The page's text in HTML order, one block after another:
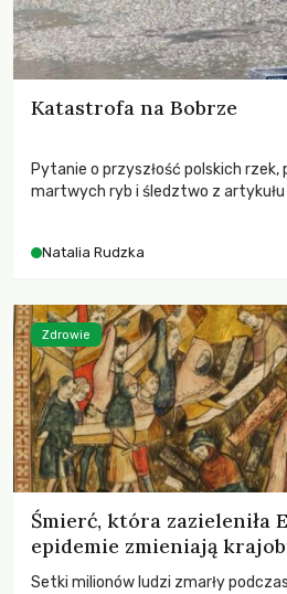
Katastrofa na Bobrze
Pytanie o przyszłość polskich
martwych ryb i śledztwo z artykułu
zdarzeń prowadzących do
Natalia Rudzka
Śmierć, która zazieleniła
epidemie zmieniają
Setki milionów ludzi zmarły
Zdrowie